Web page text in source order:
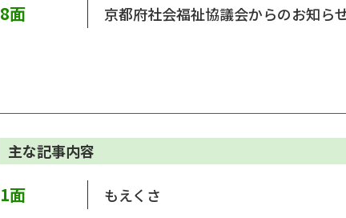
8面 京都府社会福祉協議会からのお知ら
主な記事内容
1面 もえくさ